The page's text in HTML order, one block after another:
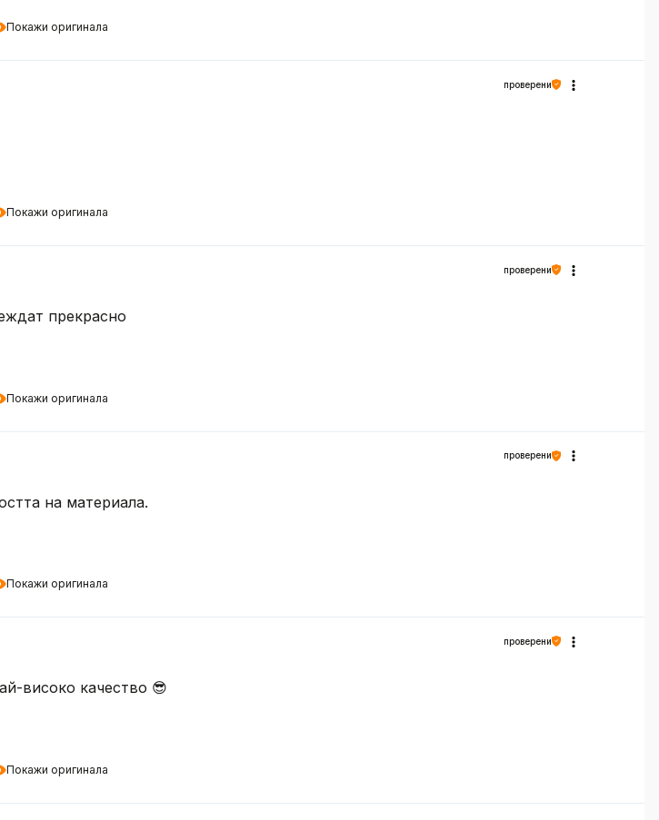
Покажи оригинала
Покажи оригинала
проверени
Покажи оригинала
проверени
прекрасно
Покажи оригинала
проверени
на материала.
Покажи оригинала
проверени
високо качество 😎